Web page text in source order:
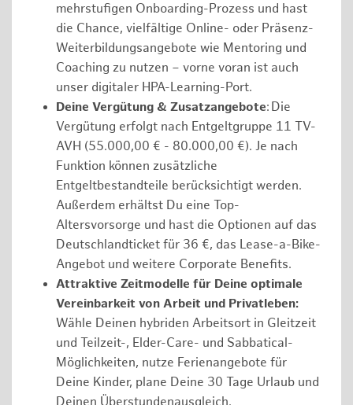
mehrstufigen Onboarding-Prozess und hast
die Chance, vielfältige Online- oder Präsenz-
Weiterbildungsangebote wie Mentoring und
Coaching zu nutzen – vorne voran ist auch
unser digitaler HPA-Learning-Port.
Deine Vergütung & Zusatzangebote: Die
Vergütung erfolgt nach Entgeltgruppe 11 TV-
AVH (55.000,00 € - 80.000,00 €). Je nach
Funktion können zusätzliche
Entgeltbestandteile berücksichtigt werden.
Außerdem erhältst Du eine Top-
Altersvorsorge und hast die Optionen auf das
Deutschlandticket für 36 €, das Lease-a-Bike-
Angebot und weitere Corporate Benefits.
Attraktive Zeitmodelle für Deine optimale
Vereinbarkeit von Arbeit und Privatleben:
Wähle Deinen hybriden Arbeitsort in Gleitzeit
und Teilzeit-, Elder-Care- und Sabbatical-
Möglichkeiten, nutze Ferienangebote für
Deine Kinder, plane Deine 30 Tage Urlaub und
Deinen Überstundenausgleich.